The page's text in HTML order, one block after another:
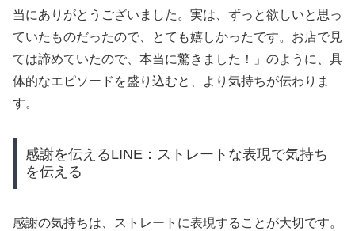
当にありがとうございました。実は、ずっと欲しいと思っ
ていたものだったので、とても嬉しかったです。お店で見
ては諦めていたので、本当に驚きました！」のように、具
体的なエピソードを盛り込むと、より気持ちが伝わりま
す。
感謝を伝えるLINE：ストレートな表現で気持ち
を伝える
感謝の気持ちは、ストレートに表現することが大切です。